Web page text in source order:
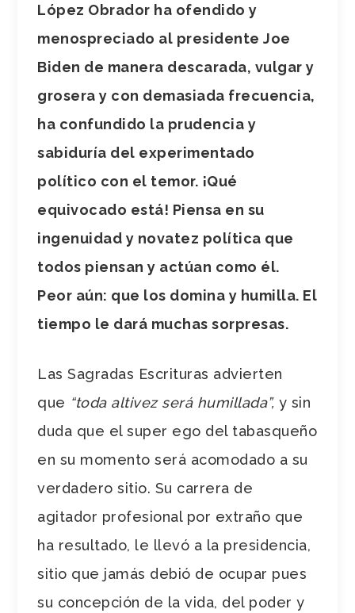
López Obrador ha ofendido y
menospreciado al presidente Joe
Biden de manera descarada, vulgar y
grosera y con demasiada frecuencia,
ha confundido la prudencia y
sabiduría del experimentado
político con el temor. ¡Qué
equivocado está! Piensa en su
ingenuidad y novatez política que
todos piensan y actúan como él.
Peor aún: que los domina y humilla. El
tiempo le dará muchas sorpresas.
Las Sagradas Escrituras advierten
que “toda altivez será humillada”, y sin
duda que el super ego del tabasqueño
en su momento será acomodado a su
verdadero sitio. Su carrera de
agitador profesional por extraño que
ha resultado, le llevó a la presidencia,
sitio que jamás debió de ocupar pues
su concepción de la vida, del poder y